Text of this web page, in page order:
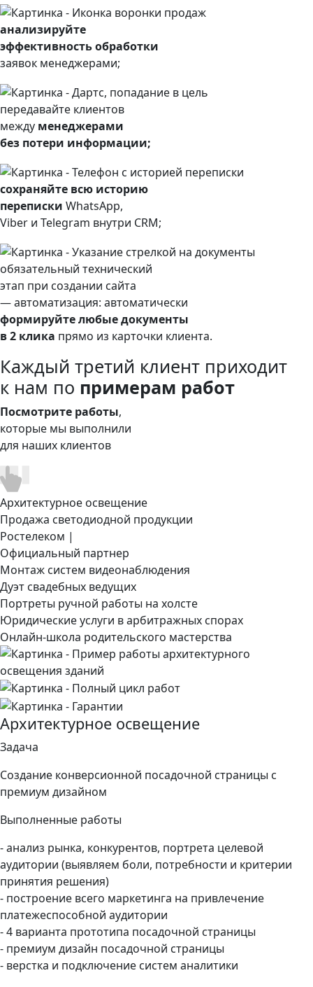
анализируйте
эффективность обработки
заявок менеджерами;
передавайте клиентов
между менеджерами
без потери информации;
сохраняйте всю историю
переписки WhatsApp,
Viber и Telegram внутри CRM;
обязательный технический
этап при создании сайта
— автоматизация: автоматически
формируйте любые документы
в 2 клика прямо из карточки клиента.
Каждый третий клиент приходит
к нам по примерам работ
Посмотрите работы,
которые мы выполнили
для наших клиентов
Архитектурное освещение
Продажа светодиодной продукции
Ростелеком |
Официальный партнер
Монтаж систем видеонаблюдения
Дуэт свадебных ведущих
Портреты ручной работы на холсте
Юридические услуги в арбитражных спорах
Онлайн-школа родительского мастерства
Архитектурное освещение
Задача
Создание конверсионной посадочной страницы с
премиум дизайном
Выполненные работы
- анализ рынка, конкурентов, портрета целевой
аудитории (выявляем боли, потребности и критерии
принятия решения)
- построение всего маркетинга на привлечение
платежеспособной аудитории
- 4 варианта прототипа посадочной страницы
- премиум дизайн посадочной страницы
- верстка и подключение систем аналитики